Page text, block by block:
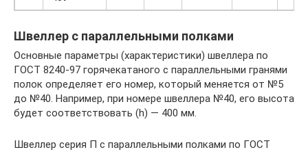
Швеллер с параллельными полками
Основные параметры (характеристики) швеллера по
ГОСТ 8240-97 горячекатаного с параллельными гранями
полок определяет его номер, который меняется от №5
до №40. Например, при номере швеллера №40, его высота
будет соответствовать (h) — 400 мм.
Швеллер серия П с параллельными полками по ГОСТ